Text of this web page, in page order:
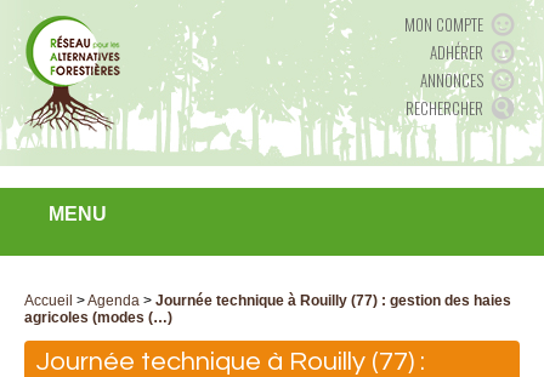
MON COMPTE
ADHÉRER
ANNONCES
RECHERCHER
MENU
Accueil >Agenda > Journée technique à Rouilly (77) : gestion des haies
agricoles (modes (…)
Journée technique à Rouilly (77) :